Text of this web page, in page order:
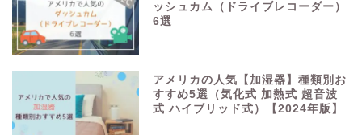
ッシュカム（ドライブレコーダー）
6選
アメリカの人気【加湿器】種類別お
すすめ5選（気化式 加熱式 超音波
式 ハイブリッド式）【2024年版】